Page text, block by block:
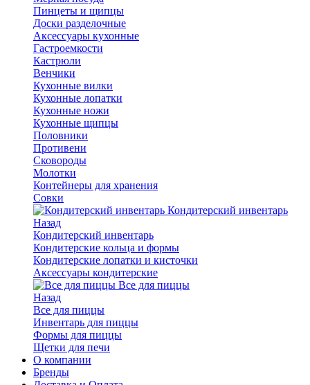
Пинцеты и щипцы
Доски разделочные
Аксессуары кухонные
Гастроемкости
Кастрюли
Венчики
Кухонные вилки
Кухонные лопатки
Кухонные ножи
Кухонные щипцы
Половники
Противени
Сковороды
Молотки
Контейнеры для хранения
Совки
Кондитерский инвентарь
Назад
Кондитерский инвентарь
Кондитерские кольца и формы
Кондитерские лопатки и кисточки
Аксессуары кондитерские
Все для пиццы
Назад
Все для пиццы
Инвентарь для пиццы
Формы для пиццы
Щетки для печи
О компании
Бренды